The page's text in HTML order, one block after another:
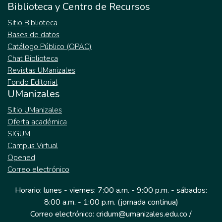
aprovechamientos forestales mediante la
de campo, análisis de imágenes satelitales
resultados evidencian que hubo un cambio
concluye que mediante la implementación
permiten establecer compensaciones por
de las coberturas.
Biblioteca y Centro de Recursos
Sitio Biblioteca
Bases de datos
Catálogo Público (OPAC)
Chat Biblioteca
Revistas UManizales
Fondo Editorial
UManizales
Sitio UManizales
Oferta académica
SIGUM
Campus Virtual
Opened
Correo electrónico
Horario: lunes - viernes: 7:00 a.m. - 9:00 p.m. - sábados:
8:00 a.m. - 1:00 p.m. (jornada continua)
Correo electrónico: cridum@umanizales.edu.co /